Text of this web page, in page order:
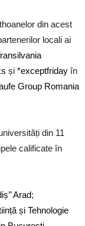
din acest
locali ai
și *exceptfriday în
Group Romania
din 11
calificate în
Arad;
și Tehnologie